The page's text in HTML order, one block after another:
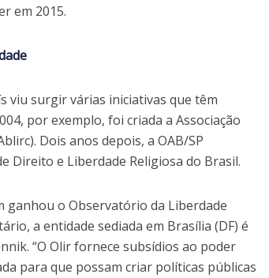
em 2015.
viu surgir várias iniciativas que têm
por exemplo, foi criada a Associação
Dois anos depois, a OAB/SP
Direito e Liberdade Religiosa do Brasil.
ganhou o Observatório da Liberdade
a entidade sediada em Brasília (DF) é
“O Olir fornece subsídios ao poder
para que possam criar políticas públicas